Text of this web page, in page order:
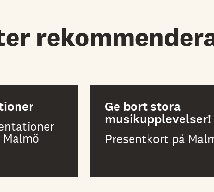
Ge bort stora
musikupplevelser!
Presentkort på